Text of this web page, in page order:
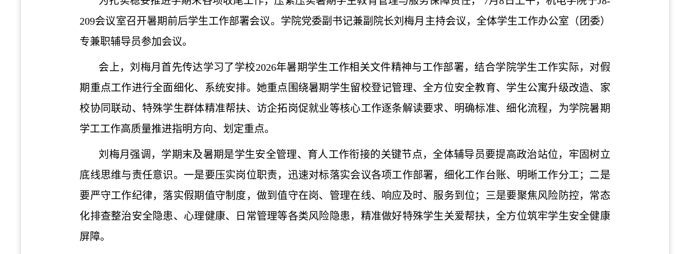
209会议室召开暑期前后学生工作部署会议。学院党委副书记兼副院长刘梅月主持会议，全体学生工作办公室（团委）
专兼职辅导员参加会议。
会上，刘梅月首先传达学习了学校2026年暑期学生工作相关文件精神与工作部署，结合学院学生工作实际，对假
期重点工作进行全面细化、系统安排。她重点围绕暑期学生留校登记管理、全方位安全教育、学生公寓升级改造、家
校协同联动、特殊学生群体精准帮扶、访企拓岗促就业等核心工作逐条解读要求、明确标准、细化流程，为学院暑期
学工工作高质量推进指明方向、划定重点。
刘梅月强调，学期末及暑期是学生安全管理、育人工作衔接的关键节点，全体辅导员要提高政治站位，牢固树立
底线思维与责任意识。一是要压实岗位职责，迅速对标落实会议各项工作部署，细化工作台账、明晰工作分工；二是
要严守工作纪律，落实假期值守制度，做到值守在岗、管理在线、响应及时、服务到位；三是要聚焦风险防控，常态
化排查整治安全隐患、心理健康、日常管理等各类风险隐患，精准做好特殊学生关爱帮扶，全方位筑牢学生安全健康
屏障。